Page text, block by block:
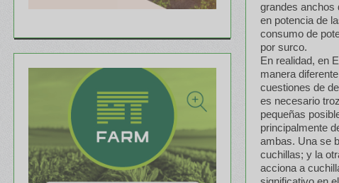
grandes anchos
en potencia de
consumo de
por surco.
En realidad, en
manera
cuestiones de
es necesario
pequeñas
principalmente
ambas. Una se
cuchillas; y la
acciona a